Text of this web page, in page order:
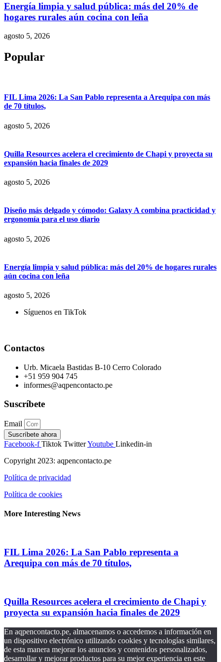
Energía limpia y salud pública: más del 20% de
hogares rurales aún cocina con leña
agosto 5, 2026
Popular
FIL Lima 2026: La San Pablo representa a Arequipa con más
de 70 títulos,
agosto 5, 2026
Quilla Resources acelera el crecimiento de Chapi y proyecta su
expansión hacia finales de 2029
agosto 5, 2026
Diseño más delgado y cómodo: Galaxy A combina practicidad y
ergonomía para el uso diario
agosto 5, 2026
Energía limpia y salud pública: más del 20% de hogares rurales
aún cocina con leña
agosto 5, 2026
Síguenos en TikTok
Contactos
Urb. Micaela Bastidas B-10 Cerro Colorado
+51 959 904 745
informes@aqpencontacto.pe
Suscríbete
Email
Suscríbete ahora
Facebook-f Tiktok TwitterYoutube Linkedin-in
Copyright 2023: aqpencontacto.pe
Política de privacidad
Política de cookies
More Interesting News
FIL Lima 2026: La San Pablo representa a
Arequipa con más de 70 títulos,
Quilla Resources acelera el crecimiento de Chapi y
proyecta su expansión hacia finales de 2029
En aqpencontacto.pe, almacenamos o accedemos a información en
un dispositivo electrónico utilizando cookies y tecnologías similares,
de esta manera mejorar los anuncios y contenidos personalizados,
desarrollar y mejorar productos para su mejor experiencia en este